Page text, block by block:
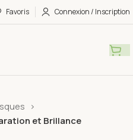
Favoris Connexion / Inscription
et Brillance